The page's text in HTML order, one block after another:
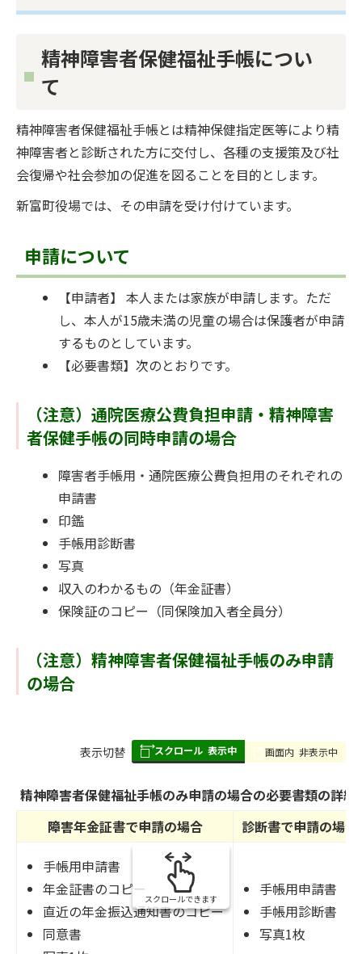
精神障害者保健福祉手帳につい
て
精神障害者保健福祉手帳とは精神保健指定医等により精
神障害者と診断された方に交付し、各種の支援策及び社
会復帰や社会参加の促進を図ることを目的とします。
新富町役場では、その申請を受け付けています。
申請について
【申請者】 本人または家族が申請します。ただ
し、本人が15歳未満の児童の場合は保護者が申請
するものとしています。
【必要書類】次のとおりです。
（注意）通院医療公費負担申請・精神障害
者保健手帳の同時申請の場合
障害者手帳用・通院医療公費負担用のそれぞれの
申請書
印鑑
手帳用診断書
写真
収入のわかるもの（年金証書）
保険証のコピー（同保険加入者全員分）
（注意）精神障害者保健福祉手帳のみ申請
の場合
表
み
の
表示切替 スクロール 表示中 画面内 非表示中
精神障害者保健福祉手帳のみ申請の場合の必要書類の詳細
障害年金証書で申請の場合
診断書で申請の場合
手帳用申請書
年金証書のコピー
直近の年金振込通知書のコピー
同意書
手帳用申請書
手帳用診断書
写真1枚
スクロールできます